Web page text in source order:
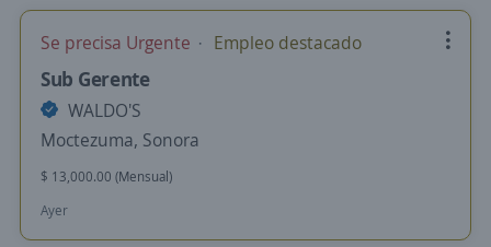
Se precisa Urgente Empleo destacado
Sub Gerente
WALDO'S
Moctezuma, Sonora
$ 13,000.00 (Mensual)
Ayer